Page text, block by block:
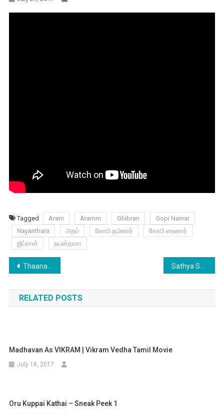
Tagged Aram Aramm Ghibran
Gopi Nainar
Nayanthara
அறம் கோபி நயினார்
கோபி நைனார்
ஜிப்ரான்
நயன்தாரா
Post
navigation
Thaanaa Serndha Koottam – Naana Thaana Lyric Sathya Songs | Yavvana Song with Lyrics
RELATED POSTS
Madhavan As VIKRAM | Vikram Vedha Tamil Movie
July 18, 2017
Oru Kuppai Kathai – Sneak Peek 1